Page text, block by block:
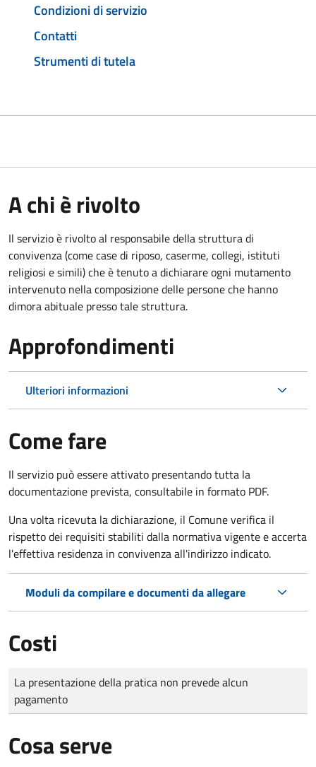
Condizioni di servizio
Contatti
Strumenti di tutela
A chi è rivolto
Il servizio è rivolto al responsabile della struttura di
convivenza (come case di riposo, caserme, collegi, istituti
religiosi e simili) che è tenuto a dichiarare ogni mutamento
intervenuto nella composizione delle persone che hanno
dimora abituale presso tale struttura.
Approfondimenti
Ulteriori informazioni
Come fare
Il servizio può essere attivato presentando tutta la
documentazione prevista, consultabile in formato PDF.
Una volta ricevuta la dichiarazione, il Comune verifica il
rispetto dei requisiti stabiliti dalla normativa vigente e accerta
l'effettiva residenza in convivenza all'indirizzo indicato.
Moduli da compilare e documenti da allegare
Costi
Tipo di pagamento
Importo
La presentazione della pratica non prevede alcun
pagamento
Cosa serve